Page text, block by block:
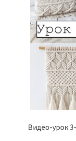
Видео-урок